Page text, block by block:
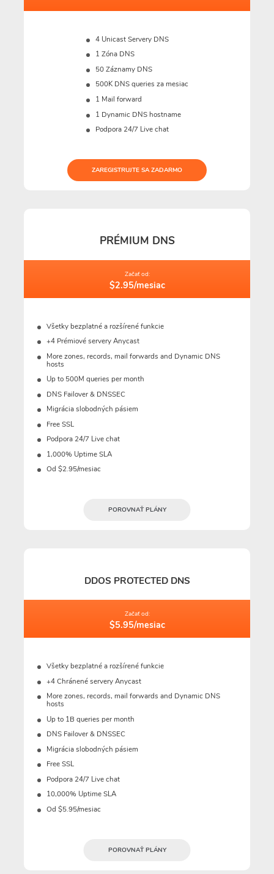
4 Unicast Servery DNS
1 Zóna DNS
50 Záznamy DNS
500K DNS queries za mesiac
1 Mail forward
1 Dynamic DNS hostname
Podpora 24/7 Live chat
ZAREGISTRUJTE SA ZADARMO
PRÉMIUM DNS
Začať od:
$2.95/mesiac
Všetky bezplatné a rozšírené funkcie
+4 Prémiové servery Anycast
More zones, records, mail forwards and Dynamic DNS
hosts
Up to 500M queries per month
DNS Failover & DNSSEC
Migrácia slobodných pásiem
Free SSL
Podpora 24/7 Live chat
1,000% Uptime SLA
Od $2.95/mesiac
POROVNAŤ PLÁNY
DDOS PROTECTED DNS
Začať od:
$5.95/mesiac
Všetky bezplatné a rozšírené funkcie
+4 Chránené servery Anycast
More zones, records, mail forwards and Dynamic DNS
hosts
Up to 1B queries per month
DNS Failover & DNSSEC
Migrácia slobodných pásiem
Free SSL
Podpora 24/7 Live chat
10,000% Uptime SLA
Od $5.95/mesiac
POROVNAŤ PLÁNY